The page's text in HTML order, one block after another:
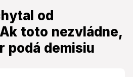
od
toto nezvládne,
podá demisiu
od Pellegriniho:
nech čím skôr